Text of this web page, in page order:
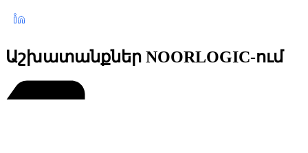
Աշխատանքներ NOORLOGIC-ում